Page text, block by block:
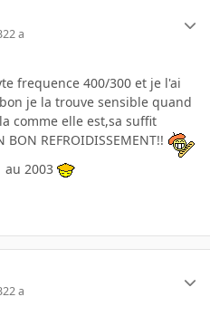
22 a
frequence 400/300 et je l'ai
je la trouve sensible quand
comme elle est,sa suffit
REFROIDISSEMENT!!
au 2003
22 a